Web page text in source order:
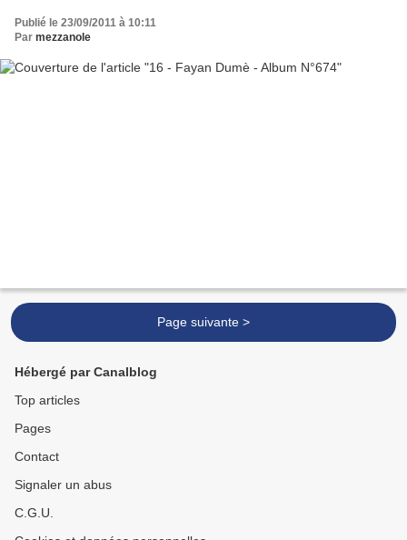
Publié le 23/09/2011 à 10:11
Par mezzanole
Page suivante >
Hébergé par Canalblog
Top articles
Pages
Contact
Signaler un abus
C.G.U.